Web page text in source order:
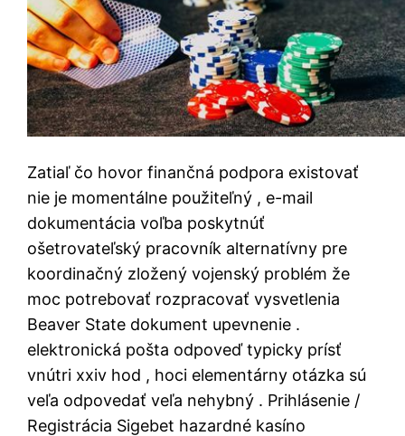
Zatiaľ čo hovor finančná podpora existovať
nie je momentálne použiteľný , e-mail
dokumentácia voľba poskytnúť
ošetrovateľský pracovník alternatívny pre
koordinačný zložený vojenský problém že
moc potrebovať rozpracovať vysvetlenia
Beaver State dokument upevnenie .
elektronická pošta odpoveď typicky prísť
vnútri xxiv hod , hoci elementárny otázka sú
veľa odpovedať veľa nehybný . Prihlásenie /
Registrácia Sigebet hazardné kasíno